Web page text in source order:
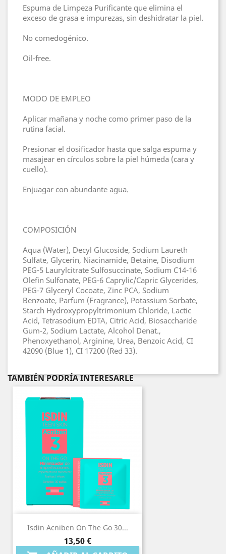
Espuma de Limpeza Purificante que elimina el
exceso de grasa e impurezas, sin deshidratar la piel.
No comedogénico.
Oil-free.
MODO DE EMPLEO
Aplicar mañana y noche como primer paso de la
rutina facial.
Presionar el dosificador hasta que salga espuma y
masajear en círculos sobre la piel húmeda (cara y
cuello).
Enjuagar con abundante agua.
COMPOSICIÓN
Aqua (Water), Decyl Glucoside, Sodium Laureth
Sulfate, Glycerin, Niacinamide, Betaine, Disodium
PEG-5 Laurylcitrate Sulfosuccinate, Sodium C14-16
Olefin Sulfonate, PEG-6 Caprylic/Capric Glycerides,
PEG-7 Glyceryl Cocoate, Zinc PCA, Sodium
Benzoate, Parfum (Fragrance), Potassium Sorbate,
Starch Hydroxypropyltrimonium Chloride, Lactic
Acid, Tetrasodium EDTA, Citric Acid, Biosaccharide
Gum-2, Sodium Lactate, Alcohol Denat.,
Phenoxyethanol, Arginine, Urea, Benzoic Acid, CI
42090 (Blue 1), CI 17200 (Red 33).
TAMBIÉN PODRÍA INTERESARLE
Isdin Acniben On The Go 30...
Precio
13,50 €